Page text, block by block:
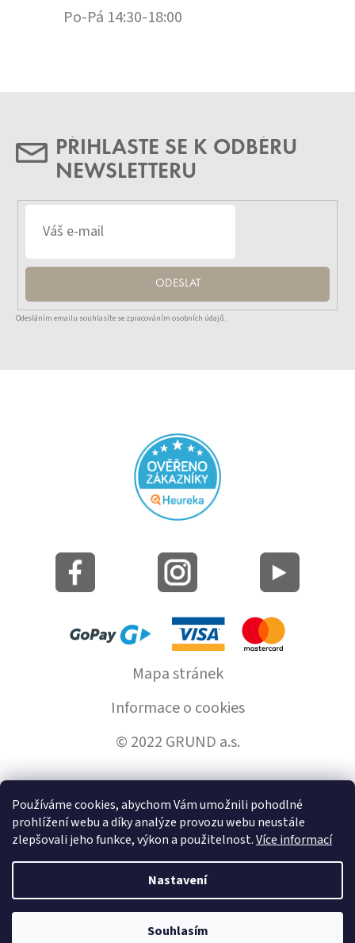
Používáme cookies, abychom Vám umožnili pohodlné
prohlížení webu a díky analýze provozu webu neustále
zlepšovali jeho funkce, výkon a použitelnost.Více informací
Nastavení
Souhlasím
Po-Pá 14:30-18:00
PŘIHLASTE SE K ODBĚRU
NEWSLETTERU
ODESLAT
Odesláním emailu souhlasíte se zpracováním osobních údajů.
Mapa stránek
Informace o cookies
© 2022 GRUND a.s.
Vytvořil Shoptet